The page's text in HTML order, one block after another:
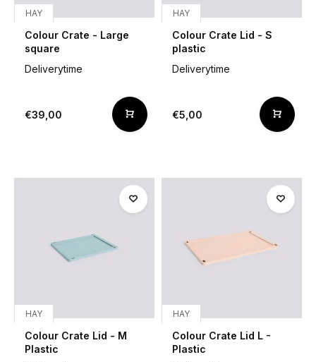
HAY
Colour Crate - Large
square
Deliverytime
€39,00
HAY
Colour Crate Lid - S
plastic
Deliverytime
€5,00
HAY
Colour Crate Lid - M
Plastic
HAY
Colour Crate Lid L -
Plastic